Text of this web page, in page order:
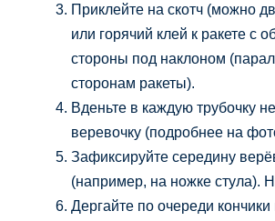
Приклейте на скотч (можно
или горячий клей к ракете с
стороны под наклоном
сторонам ракеты).
Вденьте в каждую трубочку
веревочку (подробнее на
Зафиксируйте середину
(например, на ножке стула).
Дергайте по очереди кончики